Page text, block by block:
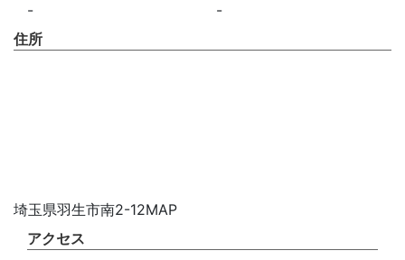
-
-
住所
埼玉県羽生市南2-12MAP
アクセス